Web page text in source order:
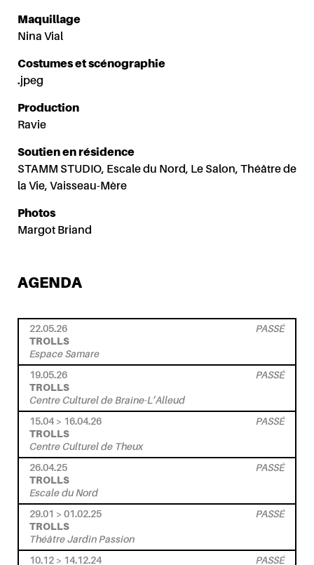
Maquillage
Nina Vial
Costumes et scénographie
.jpeg
Production
Ravie
Soutien en résidence
STAMM STUDIO, Escale du Nord, Le Salon, Théâtre de
la Vie, Vaisseau-Mère
Photos
Margot Briand
AGENDA
22.05.26
TROLLS
Espace Samare
PASSÉ
19.05.26
TROLLS
Centre Culturel de Braine-L’Alleud
PASSÉ
15.04 > 16.04.26
TROLLS
Centre Culturel de Theux
PASSÉ
26.04.25
TROLLS
Escale du Nord
PASSÉ
29.01 > 01.02.25
TROLLS
Théâtre Jardin Passion
PASSÉ
10.12 > 14.12.24 PASSÉ
⇠ PRÉCÉDENTE